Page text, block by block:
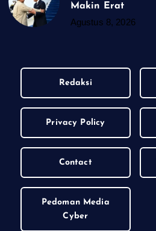
Makin Erat
Agustus 8, 2026
Redaksi
Privacy Policy
Contact
Pedoman Media
Cyber